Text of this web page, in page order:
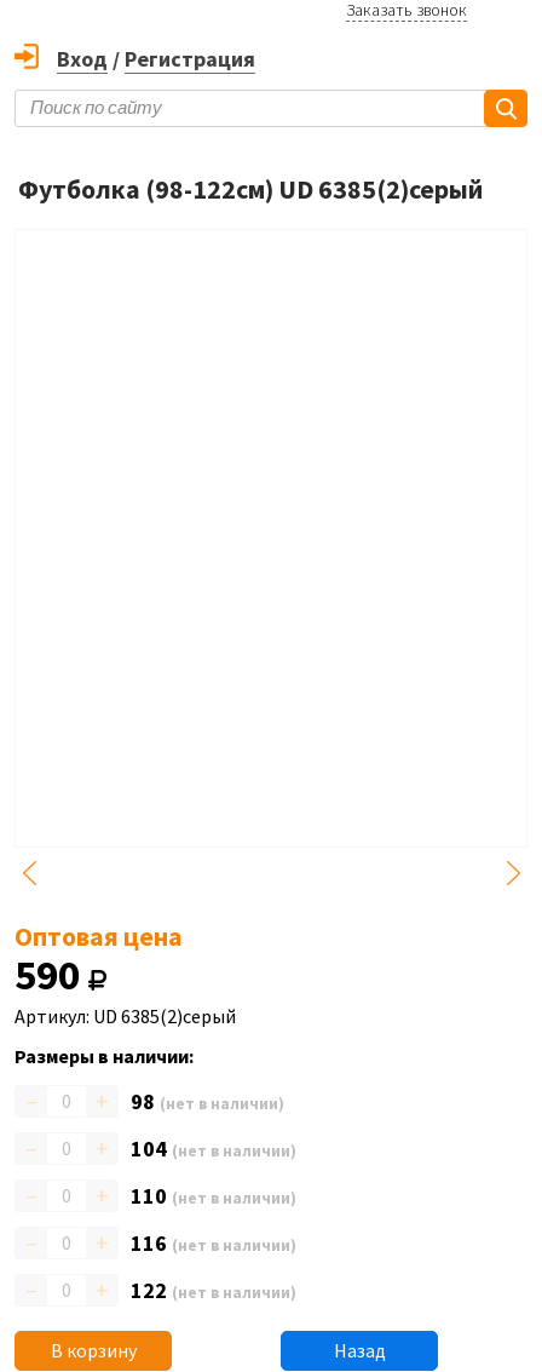
Заказать звонок
Вход / Регистрация
Футболка (98-122см) UD 6385(2)серый
Оптовая цена
590
Артикул: UD 6385(2)серый
Размеры в наличии:
– + 98 (нет в наличии)
– + 104 (нет в наличии)
– + 110 (нет в наличии)
– + 116 (нет в наличии)
– + 122 (нет в наличии)
В корзину Назад